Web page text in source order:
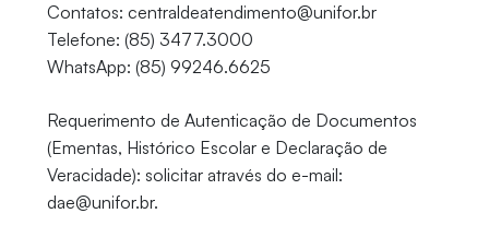
Contatos: centraldeatendimento@unifor.br
Telefone: (85) 3477.3000
WhatsApp: (85) 99246.6625
Requerimento de Autenticação de Documentos
(Ementas, Histórico Escolar e Declaração de
Veracidade): solicitar através do e-mail:
dae@unifor.br.